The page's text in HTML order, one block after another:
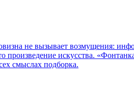
не вызывает возмущения:
искусства.
смыслах подборка.